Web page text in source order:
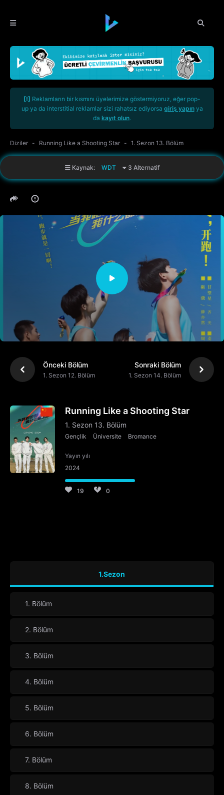
[!] Reklamların bir kısmını üyelerimize göstermiyoruz, eğer pop-
up ya da interstitial reklamlar sizi rahatsız ediyorsa giriş yapınya
da kayıt olun.
Diziler Running Like a Shooting Star 1. Sezon 13. Bölüm
Kaynak: WDT 3 Alternatif
Önceki Bölüm
1. Sezon 12. Bölüm
Sonraki Bölüm
1. Sezon 14. Bölüm
Running Like a Shooting Star
1. Sezon 13. Bölüm
Gençlik Üniversite Bromance
Yayın yılı
2024
19 0
1.Sezon
1. Bölüm
2. Bölüm
3. Bölüm
4. Bölüm
5. Bölüm
6. Bölüm
7. Bölüm
8. Bölüm